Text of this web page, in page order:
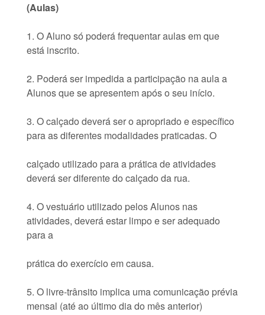
(Aulas)
1. O Aluno só poderá frequentar aulas em que
está inscrito.
2. Poderá ser impedida a participação na aula a
Alunos que se apresentem após o seu início.
3. O calçado deverá ser o apropriado e específico
para as diferentes modalidades praticadas. O
calçado utilizado para a prática de atividades
deverá ser diferente do calçado da rua.
4. O vestuário utilizado pelos Alunos nas
atividades, deverá estar limpo e ser adequado
para a
prática do exercício em causa.
5. O livre-trânsito implica uma comunicação prévia
mensal (até ao último dia do mês anterior)